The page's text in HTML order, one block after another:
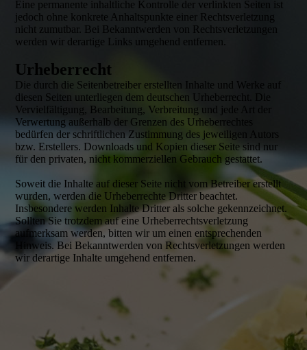
Eine permanente inhaltliche Kontrolle der verlinkten Seiten ist
jedoch ohne konkrete Anhaltspunkte einer Rechtsverletzung
nicht zumutbar. Bei Bekanntwerden von Rechtsverletzungen
werden wir derartige Links umgehend entfernen.
Urheberrecht
Die durch die Seitenbetreiber erstellten Inhalte und Werke auf
diesen Seiten unterliegen dem deutschen Urheberrecht. Die
Vervielfältigung, Bearbeitung, Verbreitung und jede Art der
Verwertung außerhalb der Grenzen des Urheberrechtes
bedürfen der schriftlichen Zustimmung des jeweiligen Autors
bzw. Erstellers. Downloads und Kopien dieser Seite sind nur
für den privaten, nicht kommerziellen Gebrauch gestattet.
Soweit die Inhalte auf dieser Seite nicht vom Betreiber erstellt
wurden, werden die Urheberrechte Dritter beachtet.
Insbesondere werden Inhalte Dritter als solche gekennzeichnet.
Sollten Sie trotzdem auf eine Urheberrechtsverletzung
aufmerksam werden, bitten wir um einen entsprechenden
Hinweis. Bei Bekanntwerden von Rechtsverletzungen werden
wir derartige Inhalte umgehend entfernen.